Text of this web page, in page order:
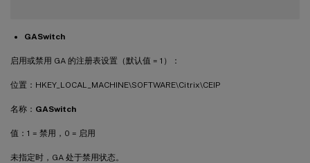
GASwitch
启用或禁用 GA 的注册表设置（默认值 = 1）：
位置：HKEY_LOCAL_MACHINE\SOFTWARE\Citrix\CEIP
名称： GASwitch
值：1 = 禁用，0 = 启用
未指定时，GA 处于禁用状态。